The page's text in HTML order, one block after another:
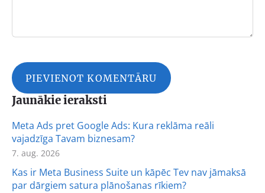
Jaunākie ieraksti
Meta Ads pret Google Ads: Kura reklāma reāli
vajadzīga Tavam biznesam?
7. aug. 2026
Kas ir Meta Business Suite un kāpēc Tev nav jāmaksā
par dārgiem satura plānošanas rīkiem?